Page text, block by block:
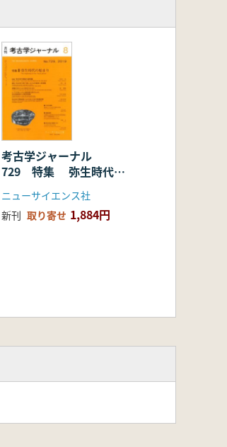
考古学ジャーナル
729 特集 弥生時代の
ニューサイエンス社
新刊 取り寄せ 1,884円